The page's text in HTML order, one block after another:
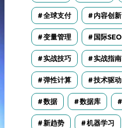
全球支付 内容创新
变量管理 国际SEO
实战技巧 实战指南
弹性计算 技术驱动
数据 数据库
新趋势 机器学习